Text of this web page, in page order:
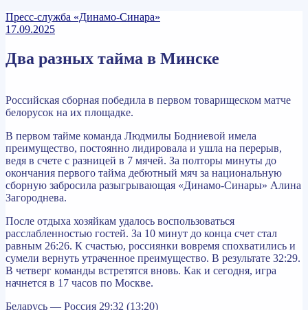
Пресс-служба «Динамо-Синара»
17.09.2025
Два разных тайма в Минске
Российская сборная победила в первом товарищеском матче
белорусок на их площадке.
В первом тайме команда Людмилы Бодниевой имела
преимущество, постоянно лидировала и ушла на перерыв,
ведя в счете с разницей в 7 мячей. За полторы минуты до
окончания первого тайма дебютный мяч за национальную
сборную забросила разыгрывающая «Динамо-Синары» Алина
Загороднева.
После отдыха хозяйкам удалось воспользоваться
расслабленностью гостей. За 10 минут до конца счет стал
равным 26:26. К счастью, россиянки вовремя спохватились и
сумели вернуть утраченное преимущество. В результате 32:29.
В четверг команды встретятся вновь. Как и сегодня, игра
начнется в 17 часов по Москве.
Беларусь — Россия 29:32 (13:20)